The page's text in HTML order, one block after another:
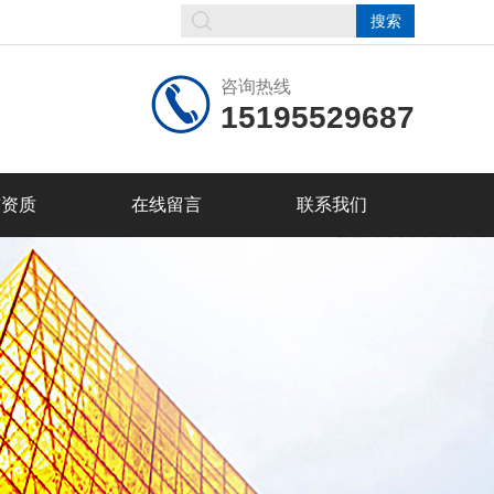
咨询热线
15195529687
质 在线留言 联系我们